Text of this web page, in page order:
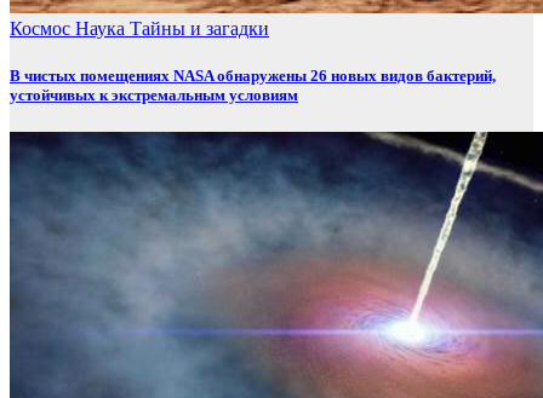
Космос Наука Тайны и загадки
В чистых помещениях NASA обнаружены 26 новых видов бактерий,
устойчивых к экстремальным условиям